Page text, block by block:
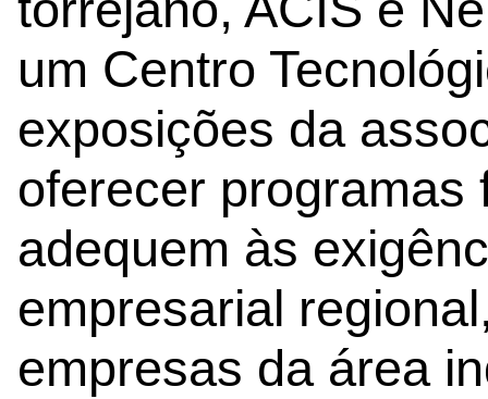
um Centro
exposições da
oferecer programas
adequem às
empresarial
empresas da área